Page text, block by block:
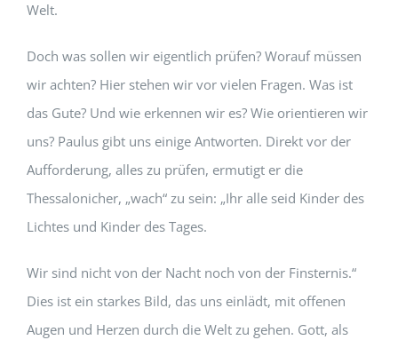
Welt.
Doch was sollen wir eigentlich prüfen? Worauf müssen
wir achten? Hier stehen wir vor vielen Fragen. Was ist
das Gute? Und wie erkennen wir es? Wie orientieren wir
uns? Paulus gibt uns einige Antworten. Direkt vor der
Aufforderung, alles zu prüfen, ermutigt er die
Thessalonicher, „wach“ zu sein: „Ihr alle seid Kinder des
Lichtes und Kinder des Tages.
Wir sind nicht von der Nacht noch von der Finsternis.“
Dies ist ein starkes Bild, das uns einlädt, mit offenen
Augen und Herzen durch die Welt zu gehen. Gott, als